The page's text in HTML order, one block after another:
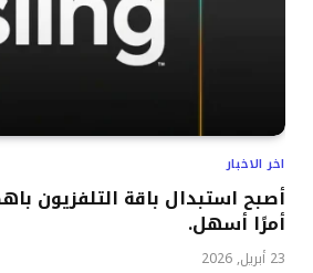
اخر الاخبار
أصبح استبدال باقة التلفزيون
أمرًا أسهل.
23 أبريل, 2026